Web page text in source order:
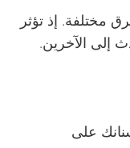
مختلفة. إذ تؤثر
إلى الآخرين.
على